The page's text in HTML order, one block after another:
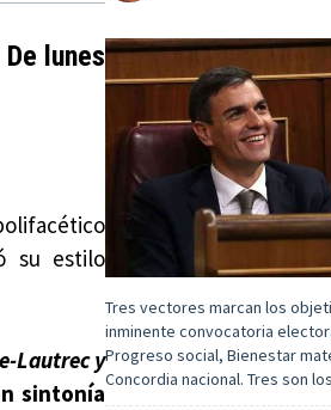
lunes
su estilo
Lautrec y
sintonía
Tres vectores marcan los
inminente convocatoria
Progreso social, Bienestar
Concordia nacional. Tres son